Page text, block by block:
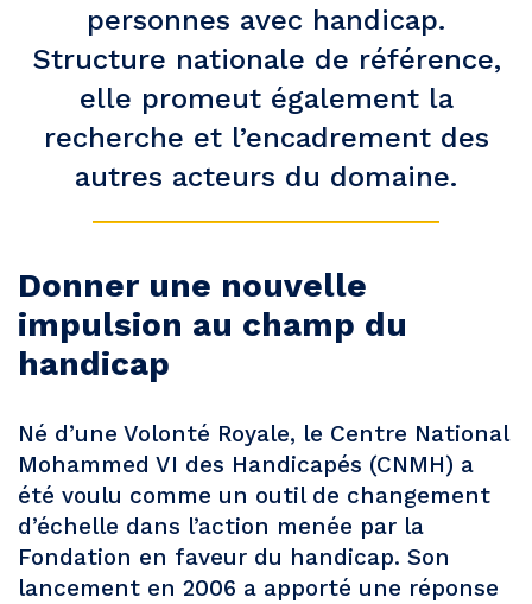
personnes avec handicap.
Structure nationale de référence,
elle promeut également la
recherche et l’encadrement des
autres acteurs du domaine.
Donner une nouvelle
impulsion au champ du
handicap
Né d’une Volonté Royale, le Centre National
Mohammed VI des Handicapés (CNMH) a
été voulu comme un outil de changement
d’échelle dans l’action menée par la
Fondation en faveur du handicap. Son
lancement en 2006 a apporté une réponse